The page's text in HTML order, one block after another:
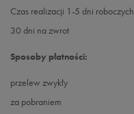
Czas realizacji 1-5 dni roboczych
30 dni na zwrot
Sposoby płatności:
przelew zwykły
za pobraniem